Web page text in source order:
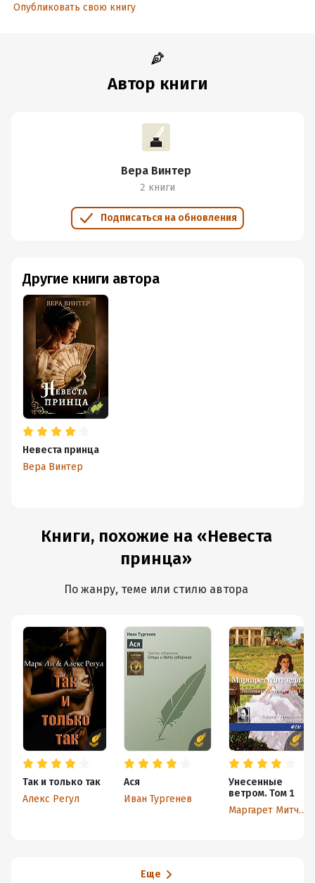
Опубликовать свою книгу
Автор книги
Вера Винтер
2 книги
Подписаться на обновления
Другие книги автора
Невеста принца
Вера Винтер
Книги, похожие на «Невеста
принца»
По жанру, теме или стилю автора
Так и только так
Алекс Регул
Ася
Иван Тургенев
Унесенные
ветром. Том 1
Маргарет Митчелл
Еще